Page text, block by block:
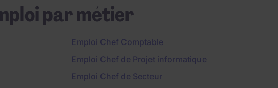
par métier
Emploi Chef Comptable
Emploi Chef de Projet informatique
Emploi Chef de Secteur